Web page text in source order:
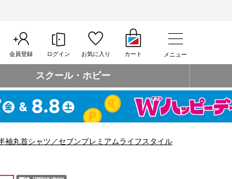
会員登録 ログイン お気に入り カート メニュー
スクール・ホビー
首シャツ／セブンプレミアムライフスタイル